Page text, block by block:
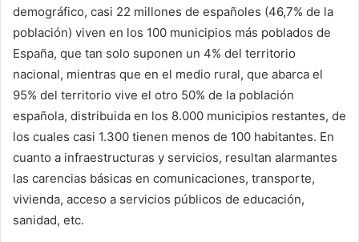
demográfico, casi 22 millones de españoles (46,7% de la
población) viven en los 100 municipios más poblados de
España, que tan solo suponen un 4% del territorio
nacional, mientras que en el medio rural, que abarca el
95% del territorio vive el otro 50% de la población
española, distribuida en los 8.000 municipios restantes, de
los cuales casi 1.300 tienen menos de 100 habitantes. En
cuanto a infraestructuras y servicios, resultan alarmantes
las carencias básicas en comunicaciones, transporte,
vivienda, acceso a servicios públicos de educación,
sanidad, etc.